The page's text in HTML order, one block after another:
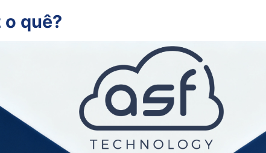
o quê?